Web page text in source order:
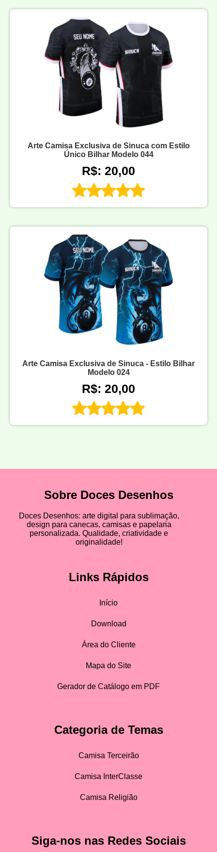
Arte Camisa Exclusiva de Sinuca com Estilo
Único Bilhar Modelo 044
R$: 20,00
Arte Camisa Exclusiva de Sinuca - Estilo Bilhar
Modelo 024
R$: 20,00
Sobre Doces Desenhos
Doces Desenhos: arte digital para sublimação,
design para canecas, camisas e papelaria
personalizada. Qualidade, criatividade e
originalidade!
Links Rápidos
Início
Download
Área do Cliente
Mapa do Site
Gerador de Catálogo em PDF
Categoria de Temas
Camisa Terceirão
Camisa InterClasse
Camisa Religião
Siga-nos nas Redes Sociais